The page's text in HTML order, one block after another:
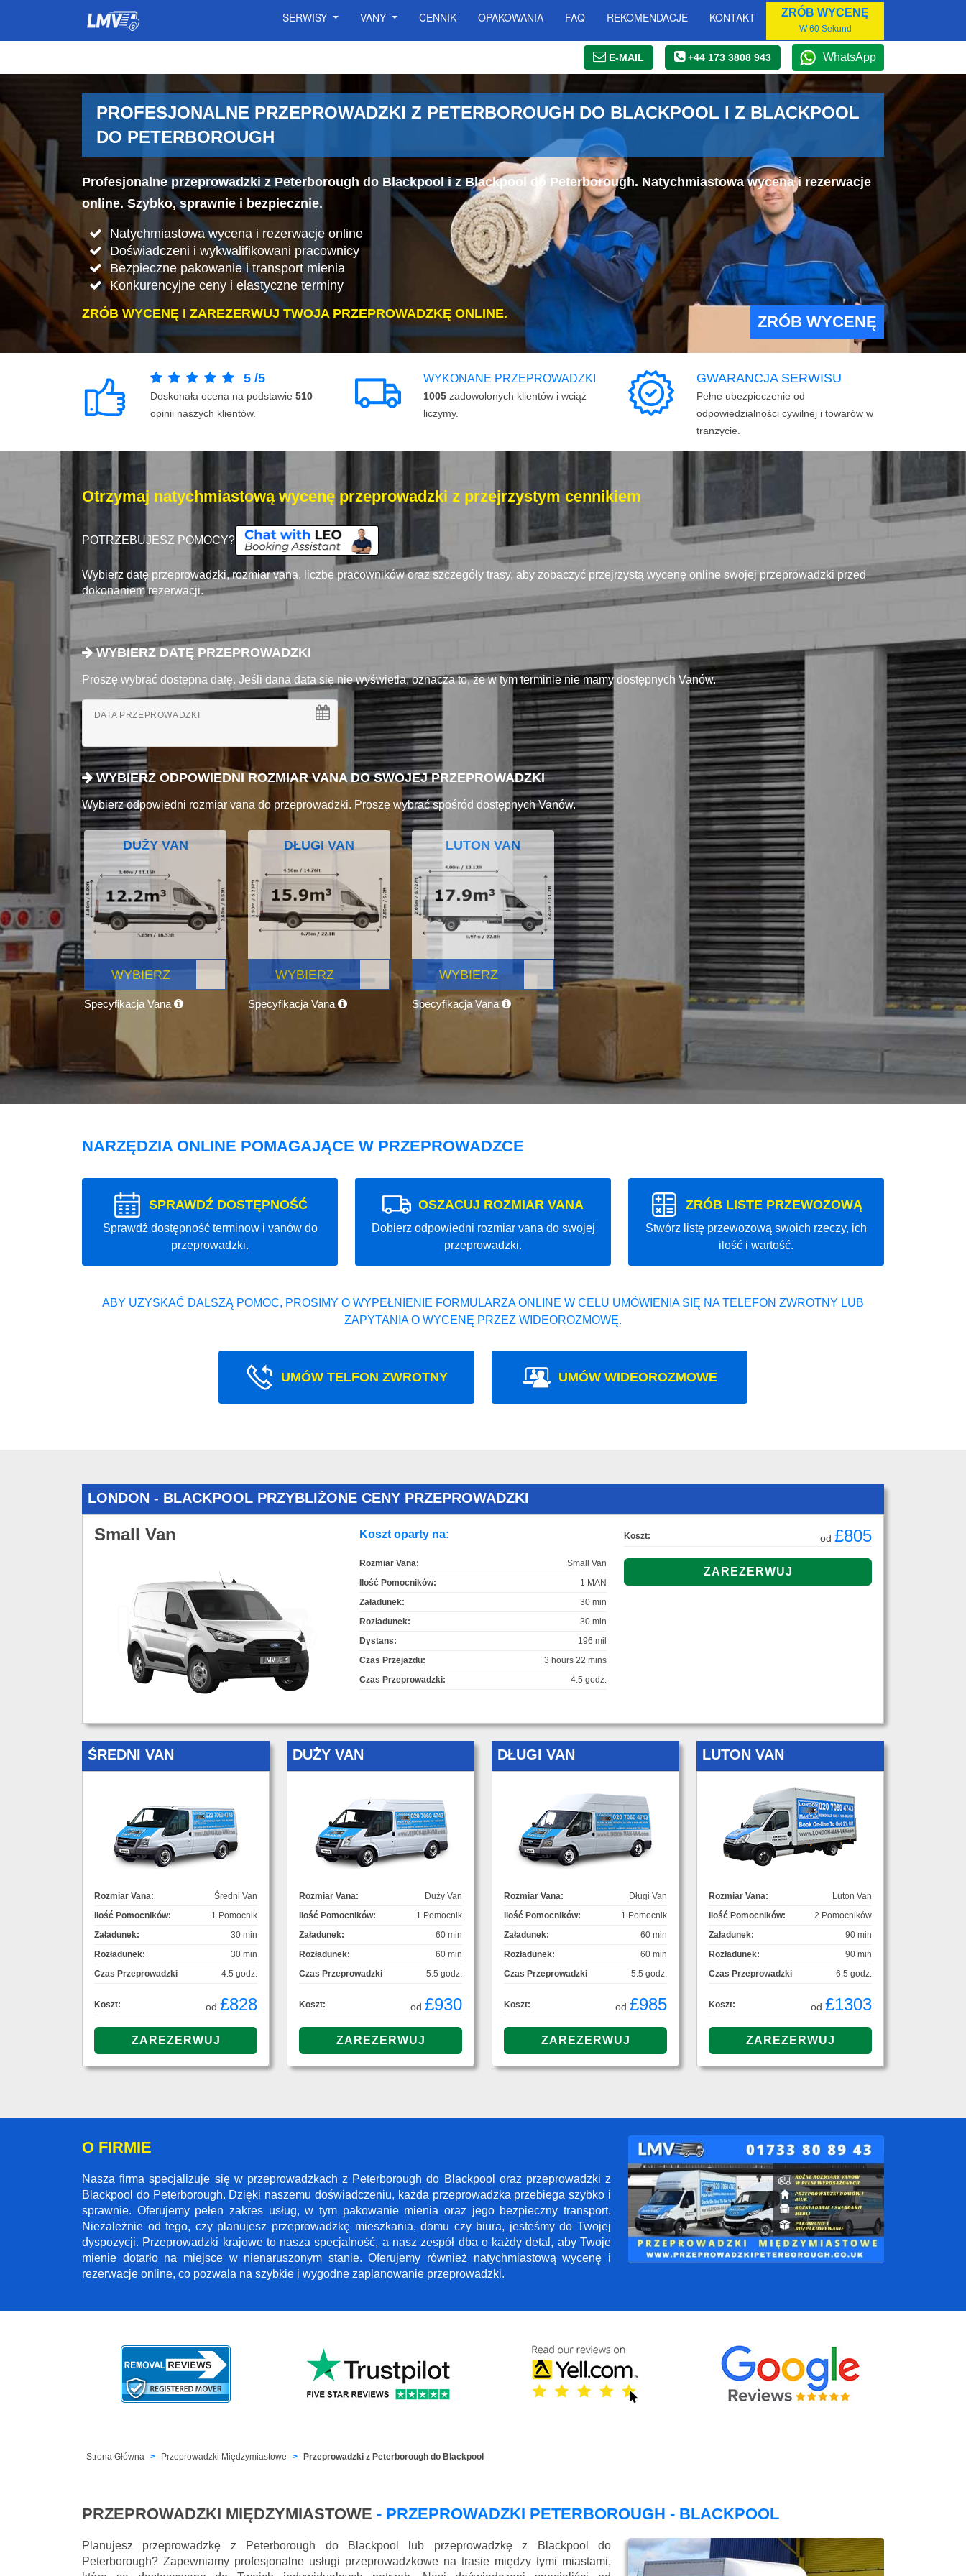
SERWISY VANY CENNIK OPAKOWANIA FAQ REKOMENDACJE KONTAKT ZRÓB WYCENĘ
W 60 Sekund
E-MAIL +44 173 3808 943 WhatsApp
PROFESJONALNE PRZEPROWADZKI Z PETERBOROUGH DO BLACKPOOL I Z BLACKPOOL
DO PETERBOROUGH
Profesjonalne przeprowadzki z Peterborough do Blackpool i z Blackpool do Peterborough. Natychmiastowa wycena i rezerwacje
online. Szybko, sprawnie i bezpiecznie.
Natychmiastowa wycena i rezerwacje online
Doświadczeni i wykwalifikowani pracownicy
Bezpieczne pakowanie i transport mienia
Konkurencyjne ceny i elastyczne terminy
ZRÓB WYCENĘ I ZAREZERWUJ TWOJA PRZEPROWADZKĘ ONLINE.
ZRÓB WYCENĘ
5 /5
Doskonała ocena na podstawie 510
opinii naszych klientów.
WYKONANE PRZEPROWADZKI
1005 zadowolonych klientów i wciąż
liczymy.
GWARANCJA SERWISU
Pełne ubezpieczenie od
odpowiedzialności cywilnej i towarów w
tranzycie.
Otrzymaj natychmiastową wycenę przeprowadzki z przejrzystym cennikiem
POTRZEBUJESZ POMOCY?
Wybierz datę przeprowadzki, rozmiar vana, liczbę pracowników oraz szczegóły trasy, aby zobaczyć przejrzystą wycenę online swojej przeprowadzki przed
dokonaniem rezerwacji.
WYBIERZ DATĘ PRZEPROWADZKI
Proszę wybrać dostępna datę. Jeśli dana data się nie wyświetla, oznacza to, że w tym terminie nie mamy dostępnych Vanów.
DATA PRZEPROWADZKI
WYBIERZ ODPOWIEDNI ROZMIAR VANA DO SWOJEJ PRZEPROWADZKI
Wybierz odpowiedni rozmiar vana do przeprowadzki. Proszę wybrać spośród dostępnych Vanów.
DUŻY VAN
WYBIERZ
Specyfikacja Vana
DŁUGI VAN
WYBIERZ
Specyfikacja Vana
LUTON VAN
WYBIERZ
Specyfikacja Vana
NARZĘDZIA ONLINE POMAGAJĄCE W PRZEPROWADZCE
SPRAWDŹ DOSTĘPNOŚĆ
Sprawdź dostępność terminow i vanów do
przeprowadzki.
OSZACUJ ROZMIAR VANA
Dobierz odpowiedni rozmiar vana do swojej
przeprowadzki.
ZRÓB LISTE PRZEWOZOWĄ
Stwórz listę przewozową swoich rzeczy, ich
ilość i wartość.
ABY UZYSKAĆ DALSZĄ POMOC, PROSIMY O WYPEŁNIENIE FORMULARZA ONLINE W CELU UMÓWIENIA SIĘ NA TELEFON ZWROTNY LUB
ZAPYTANIA O WYCENĘ PRZEZ WIDEOROZMOWĘ.
UMÓW TELFON ZWROTNY UMÓW WIDEOROZMOWE
LONDON - BLACKPOOL PRZYBLIŻONE CENY PRZEPROWADZKI
Small Van Koszt oparty na:
Rozmiar Vana:
Small Van
Ilość Pomocników:
1 MAN
Załadunek:
30 min
Rozładunek:
30 min
Dystans:
196 mil
Czas Przejazdu:
3 hours 22 mins
Czas Przeprowadzki:
4.5 godz.
Koszt: od £805
ŚREDNI VAN
Rozmiar Vana:
Średni Van
Ilość Pomocników:
1 Pomocnik
Załadunek:
30 min
Rozładunek:
30 min
Czas Przeprowadzki
4.5 godz.
Koszt: od £828
DUŻY VAN
Rozmiar Vana:
Duży Van
Ilość Pomocników:
1 Pomocnik
Załadunek:
60 min
Rozładunek:
60 min
Czas Przeprowadzki
5.5 godz.
Koszt: od £930
DŁUGI VAN
Rozmiar Vana:
Długi Van
Ilość Pomocników:
1 Pomocnik
Załadunek:
60 min
Rozładunek:
60 min
Czas Przeprowadzki
5.5 godz.
Koszt: od £985
LUTON VAN
Rozmiar Vana:
Luton Van
Ilość Pomocników:
2 Pomocników
Załadunek:
90 min
Rozładunek:
90 min
Czas Przeprowadzki
6.5 godz.
Koszt: od £1303
O FIRMIE
Nasza firma specjalizuje się w przeprowadzkach z Peterborough do Blackpool oraz przeprowadzki z
Blackpool do Peterborough. Dzięki naszemu doświadczeniu, każda przeprowadzka przebiega szybko i
sprawnie. Oferujemy pełen zakres usług, w tym pakowanie mienia oraz jego bezpieczny transport.
Niezależnie od tego, czy planujesz przeprowadzkę mieszkania, domu czy biura, jesteśmy do Twojej
dyspozycji. Przeprowadzki krajowe to nasza specjalność, a nasz zespół dba o każdy detal, aby Twoje
mienie dotarło na miejsce w nienaruszonym stanie. Oferujemy również natychmiastową wycenę i
rezerwacje online, co pozwala na szybkie i wygodne zaplanowanie przeprowadzki.
Strona Główna Przeprowadzki Międzymiastowe Przeprowadzki z Peterborough do Blackpool
PRZEPROWADZKI MIĘDZYMIASTOWE - PRZEPROWADZKI PETERBOROUGH - BLACKPOOL
Planujesz przeprowadzkę z Peterborough do Blackpool lub przeprowadzkę z Blackpool do
Peterborough? Zapewniamy profesjonalne usługi przeprowadzkowe na trasie między tymi miastami,